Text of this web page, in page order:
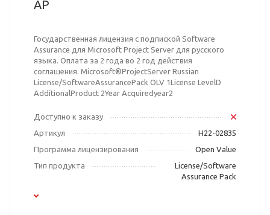
AP
Государственная лицензия с подпиской Software
Assurance для Microsoft Project Server для русского
языка. Оплата за 2 года во 2 год действия
соглашения. Microsoft®ProjectServer Russian
License/SoftwareAssurancePack OLV 1License LevelD
AdditionalProduct 2Year Acquiredyear2
Доступно к заказу
Артикул
H22-02835
Программа лицензирования
Open Value
Тип продукта
License/Software
Assurance Pack